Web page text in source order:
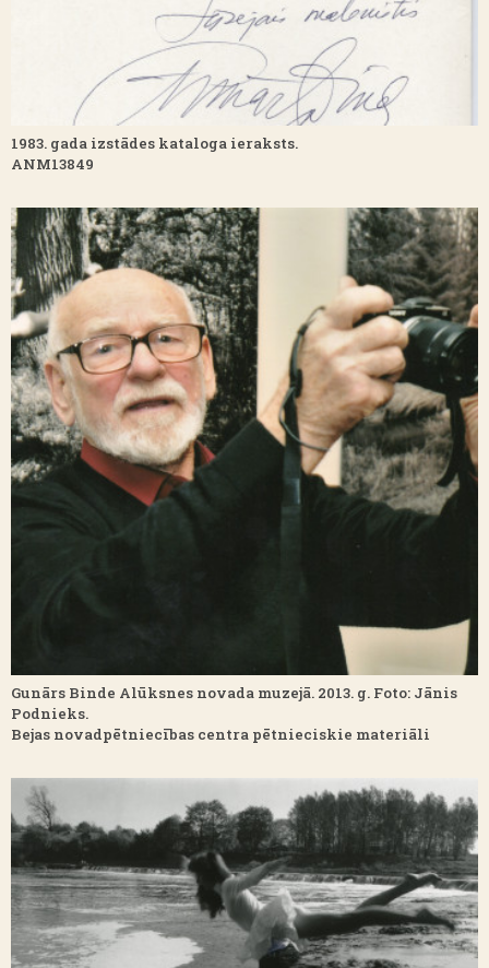
1983. gada izstādes kataloga ieraksts.
ANM13849
Gunārs Binde Alūksnes novada muzejā. 2013. g. Foto: Jānis
Podnieks.
Bejas novadpētniecības centra pētnieciskie materiāli